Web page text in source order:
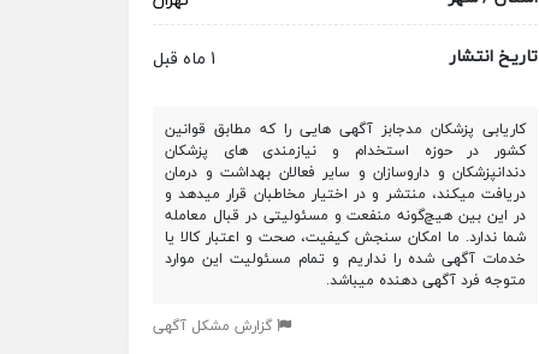
تاریخ انتشار
1 ماه قبل
کاریابی پزشکان مدجابز آگهی هایی را که مطابق قوانین
کشور در حوزه استخدام و نیازمندی های پزشکان
دندانپزشکان و داروسازان و سایر فعالان بهداشت و درمان
دریافت میکند، منتشر و در اختیار مخاطبان قرار میدهد و
در این بین هیچ‌گونه منفعت و مسئولیتی در قبال معامله
شما ندارد. ما امکان سنجش کیفیت، صحت و اعتبار کالا یا
خدمات آگهی شده را نداریم و تمام مسئولیت این موارد
متوجه فرد آگهی دهنده میباشد.
گزارش مشکل آگهی